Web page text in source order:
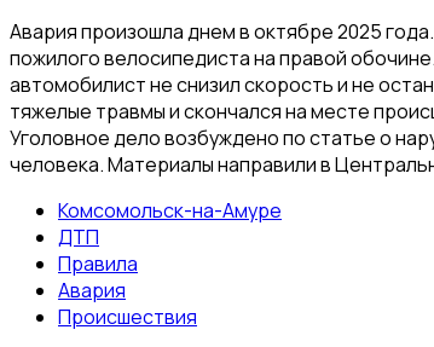
Авария произошла днем в октябре 2025
пожилого велосипедиста на правой
автомобилист не снизил скорость и не
тяжелые травмы и скончался на месте
Уголовное дело возбуждено по статье о
человека. Материалы направили в
Комсомольск-на-Амуре
ДТП
Правила
Авария
Происшествия